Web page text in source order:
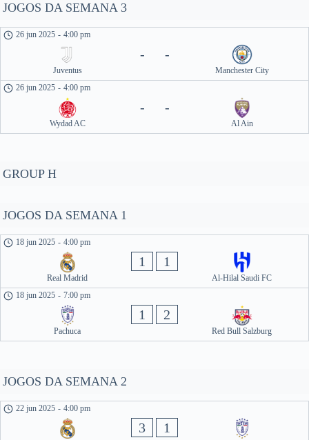
JOGOS DA SEMANA 3
26 jun 2025 - 4:00 pm
Juventus
- -
Manchester City
26 jun 2025 - 4:00 pm
Wydad AC
- -
Al Ain
GROUP H
JOGOS DA SEMANA 1
18 jun 2025 - 4:00 pm
Real Madrid
1 1
Al-Hilal Saudi FC
18 jun 2025 - 7:00 pm
Pachuca
1 2
Red Bull Salzburg
JOGOS DA SEMANA 2
22 jun 2025 - 4:00 pm
3 1